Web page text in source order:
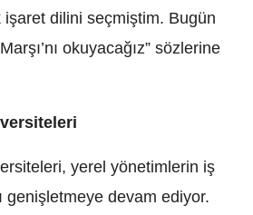
dilini seçmiştim. Bugün
okuyacağız” sözlerine
yerel yönetimlerin iş
genişletmeye devam ediyor.